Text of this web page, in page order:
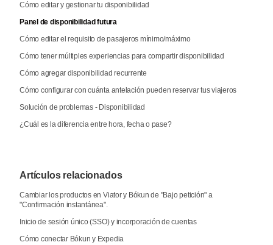
Cómo editar y gestionar tu disponibilidad
Panel de disponibilidad futura
Cómo editar el requisito de pasajeros mínimo/máximo
Cómo tener múltiples experiencias para compartir disponibilidad
Cómo agregar disponibilidad recurrente
Cómo configurar con cuánta antelación pueden reservar tus viajeros
Solución de problemas - Disponibilidad
¿Cuál es la diferencia entre hora, fecha o pase?
Artículos relacionados
Cambiar los productos en Viator y Bókun de "Bajo petición" a
"Confirmación instantánea".
Inicio de sesión único (SSO) y incorporación de cuentas
Cómo conectar Bókun y Expedia